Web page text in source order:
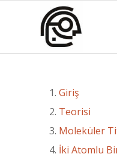
Giriş
Teorisi
Moleküler
İki Atomlu